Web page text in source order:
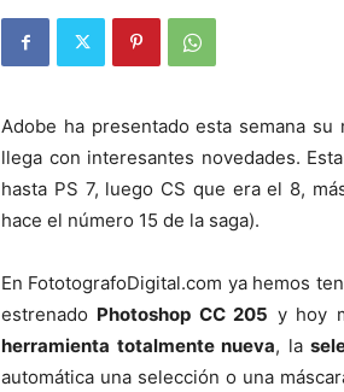
Adobe ha presentado esta semana
llega con interesantes novedades.
hasta PS 7, luego CS que era el 8,
hace el número 15 de la saga).
En FototografoDigital.com ya hemos
estrenado Photoshop CC 205 y hoy
herramienta totalmente nueva, la
automática una selección o una